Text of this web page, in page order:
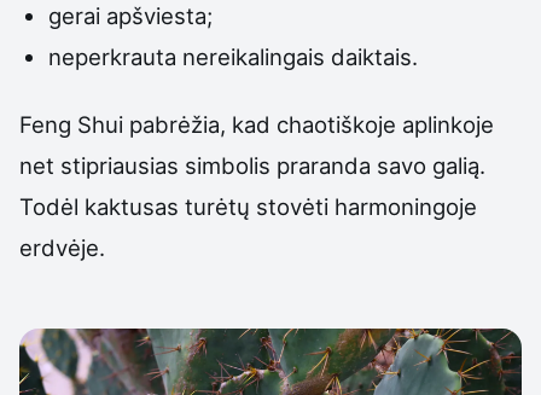
gerai apšviesta;
neperkrauta nereikalingais daiktais.
Feng Shui pabrėžia, kad chaotiškoje aplinkoje
net stipriausias simbolis praranda savo galią.
Todėl kaktusas turėtų stovėti harmoningoje
erdvėje.